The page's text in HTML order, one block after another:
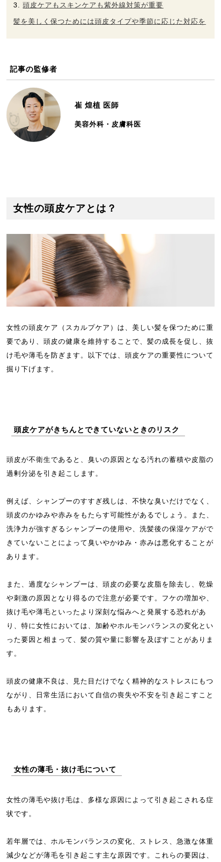
頭皮ケアもスキンケアも紫外線対策が重要
髪を美しく保つためには頭皮タイプや季節に応じた対応を
記事の監修者
崔 煌植 医師
美容外科・皮膚科医
女性の頭皮ケアとは？
女性の頭皮ケア（スカルプケア）は、美しい髪を保つために重
要であり、頭皮の健康を維持することで、髪の成長を促し、抜
け毛や薄毛を防ぎます。以下では、頭皮ケアの重要性について
掘り下げます。
頭皮ケアがきちんとできていないときのリスク
頭皮が不衛生であると、臭いの原因となる汚れの蓄積や皮脂の
過剰分泌を引き起こします。
例えば、シャンプーのすすぎ残しは、不快な臭いだけでなく、
頭皮のかゆみや赤みをもたらす可能性があるでしょう。また、
洗浄力が強すぎるシャンプーの使用や、洗髪後の保湿ケアがで
きていないことによって臭いやかゆみ・赤みは悪化することが
あります。
また、過度なシャンプーは、頭皮の必要な皮脂を除去し、乾燥
や刺激の原因となり得るので注意が必要です。フケの増加や、
抜け毛や薄毛といったより深刻な悩みへと発展する恐れがあ
り、特に女性においては、加齢やホルモンバランスの変化とい
った要因と相まって、髪の質や量に影響を及ぼすことがありま
す。
頭皮の健康不良は、見た目だけでなく精神的なストレスにもつ
ながり、日常生活において自信の喪失や不安を引き起こすこと
もあります。
女性の薄毛・抜け毛について
女性の薄毛や抜け毛は、多様な原因によって引き起こされる症
状です。
若年層では、ホルモンバランスの変化、ストレス、急激な体重
減少などが薄毛を引き起こす主な原因です。これらの要因は、